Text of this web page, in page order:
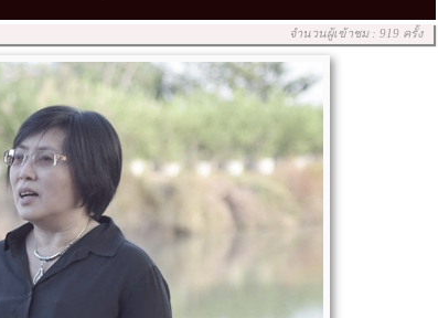
จำนวนผู้เข้าชม : 919 ครั้ง